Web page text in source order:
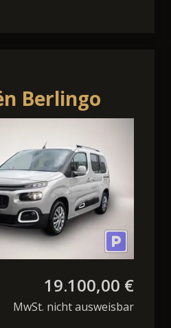
Berlingo
HUD AHK-
Navi
Ca
19.100,00 €
MwSt. nicht ausweisbar